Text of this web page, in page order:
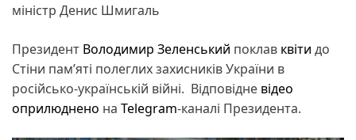
міністр Денис Шмигаль
Президент Володимир Зеленський поклав квіти до
Стіни пам’яті полеглих захисників України в
російсько-українській війні. Відповідне відео
оприлюднено на Telegram-каналі Президента.